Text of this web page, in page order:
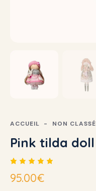
ACCUEIL NON CLASSÉ
Pink tilda doll
5.00
95.00€